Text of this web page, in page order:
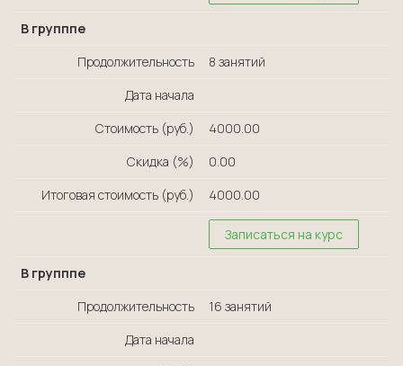
В групппе
Продолжительность
8 занятий
Дата начала
Стоимость (руб.)
4000.00
Скидка (%)
0.00
Итоговая стоимость (руб.)
4000.00
Записаться на курс
В групппе
Продолжительность
16 занятий
Дата начала